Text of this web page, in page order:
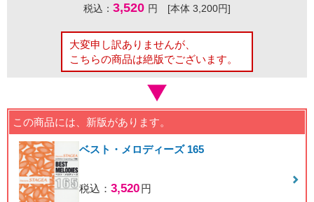
税込： 3,520 円 [本体 3,200円]
大変申し訳ありませんが、
こちらの商品は絶版でございます。
この商品には、新版があります。
ベスト・メロディーズ 165
税込： 3,520円